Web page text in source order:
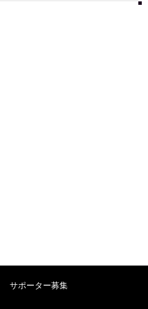
サポーター募集